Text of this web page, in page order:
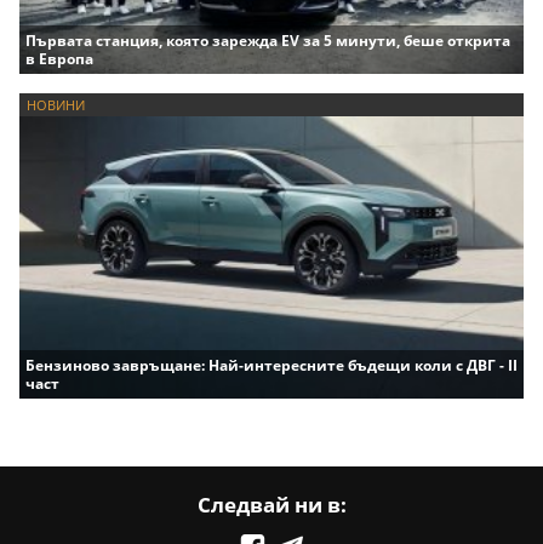
Първата станция, която зарежда EV за 5 минути, беше открита
в Европа
НОВИНИ
Бензиново завръщане: Най-интересните бъдещи коли с ДВГ - II
част
Следвай ни в: